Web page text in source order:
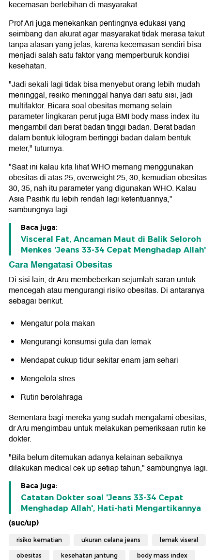
kecemasan berlebihan di masyarakat.
Prof Ari juga menekankan pentingnya edukasi yang
seimbang dan akurat agar masyarakat tidak merasa takut
tanpa alasan yang jelas, karena kecemasan sendiri bisa
menjadi salah satu faktor yang memperburuk kondisi
kesehatan.
"Jadi sekali lagi tidak bisa menyebut orang lebih mudah
meninggal, resiko meninggal hanya dari satu sisi, jadi
multifaktor. Bicara soal obesitas memang selain
parameter lingkaran perut juga BMI body mass index itu
mengambil dari berat badan tinggi badan. Berat badan
dalam bentuk kilogram bertinggi badan dalam bentuk
meter," tuturnya.
"Saat ini kalau kita lihat WHO memang menggunakan
obesitas di atas 25, overweight 25, 30, kemudian obesitas
30, 35, nah itu parameter yang digunakan WHO. Kalau
Asia Pasifik itu lebih rendah lagi ketentuannya,"
sambungnya lagi.
Baca juga:
Visceral Fat, Ancaman Maut di Balik Seloroh
Menkes 'Jeans 33-34 Cepat Menghadap Allah'
Cara Mengatasi Obesitas
Di sisi lain, dr Aru membeberkan sejumlah saran untuk
mencegah atau mengurangi risiko obesitas. Di antaranya
sebagai berikut.
Mengatur pola makan
Mengurangi konsumsi gula dan lemak
Mendapat cukup tidur sekitar enam jam sehari
Mengelola stres
Rutin berolahraga
Sementara bagi mereka yang sudah mengalami obesitas,
dr Aru mengimbau untuk melakukan pemeriksaan rutin ke
dokter.
"Bila belum ditemukan adanya kelainan sebaiknya
dilakukan medical cek up setiap tahun," sambungnya lagi.
Baca juga:
Catatan Dokter soal 'Jeans 33-34 Cepat
Menghadap Allah', Hati-hati Mengartikannya
(suc/up)
risiko kematian ukuran celana jeans lemak viseral
obesitas kesehatan jantung body mass index